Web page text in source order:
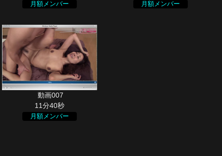
月額メンバー 月額メンバー
11分40秒
月額メンバー